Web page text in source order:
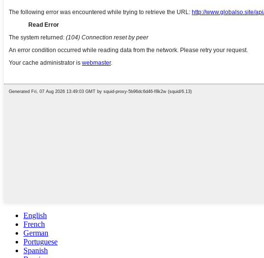
English
French
German
Portuguese
Spanish